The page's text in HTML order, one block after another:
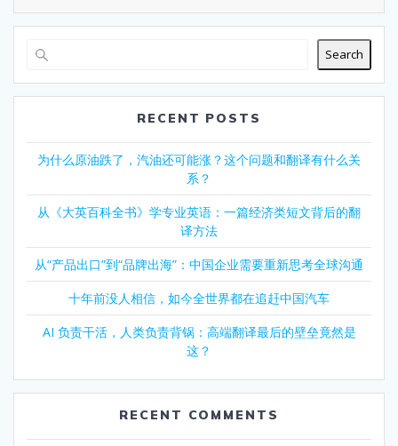
Search
RECENT POSTS
为什么原油跌了，汽油还可能涨？这个问题和翻译有什么关
系？
从《大英百科全书》学专业英语：一篇经济类短文背后的翻
译方法
从“产品出口”到“品牌出海”：中国企业需要重新思考全球沟通
十年前没人相信，如今全世界都在追赶中国汽车
AI 负责干活，人类负责背锅：高端翻译最后的壁垒竟然是
这？
RECENT COMMENTS